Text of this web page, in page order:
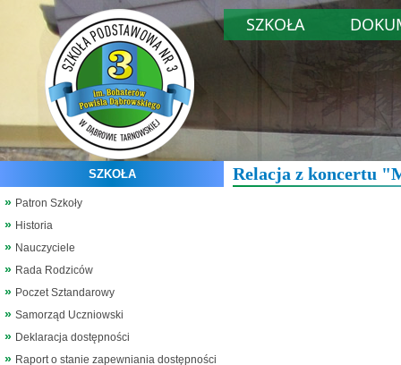
SZKOŁA
SZKOŁA
Patron Szkoły
Historia
Nauczyciele
Rada Rodziców
Poczet Sztandarowy
Samorząd Uczniowski
Deklaracja dostępności
Raport o stanie zapewniania dostępności
Relacja z koncertu